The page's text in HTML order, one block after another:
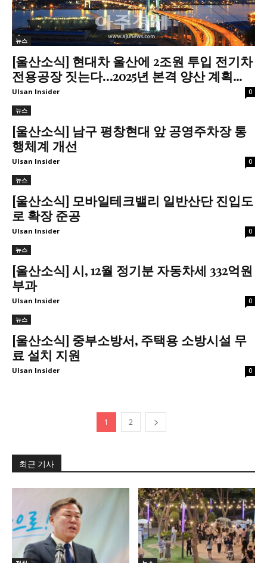
뉴스
[울산소식] 현대차 울산에 2조원 투입 전기차
전용공장 짓는다…2025년 본격 양산 계획...
Ulsan Insider 0
뉴스
[울산소식] 남구 평창현대 앞 공영주차장 통
행체계 개선
Ulsan Insider 0
뉴스
[울산소식] 모바일테크밸리 일반산단 진입도
로 확장 준공
Ulsan Insider 0
뉴스
[울산소식] 시, 12월 정기분 자동차세 332억원
부과
Ulsan Insider 0
뉴스
[울산소식] 중부소방서, 주택용 소방시설 무
료 설치 지원
Ulsan Insider 0
1 2
최근 기사